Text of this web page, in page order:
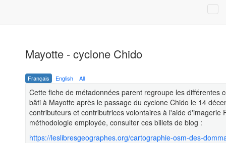
Mayotte - cyclone Chido
Français English All
Cette fiche de métadonnées parent regroupe les
bâti à Mayotte après le passage du cyclone Chido le 14
contributeurs et contributrices volontaires à l'aide
méthodologie employée, consulter ces billets de blog :
https://leslibresgeographes.org/cartographie-osm-des-